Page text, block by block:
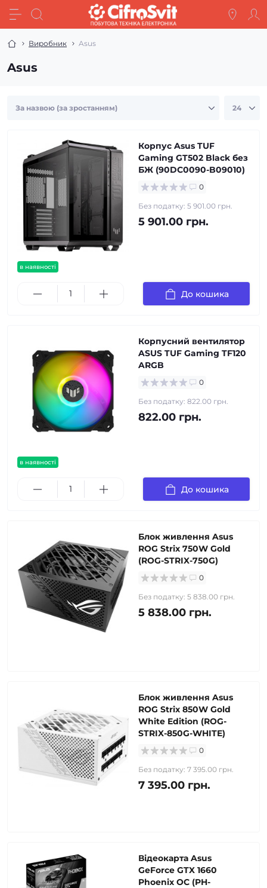
Виробник Asus
Asus
в наявності
Корпус Asus TUF
Gaming GT502 Black без
БЖ (90DC0090-B09010)
0
Без податку: 5 901.00 грн.
5 901.00 грн.
До кошика
в наявності
Корпусний вентилятор
ASUS TUF Gaming TF120
ARGB
0
Без податку: 822.00 грн.
822.00 грн.
До кошика
Блок живлення Asus
ROG Strix 750W Gold
(ROG-STRIX-750G)
0
Без податку: 5 838.00 грн.
5 838.00 грн.
Блок живлення Asus
ROG Strix 850W Gold
White Edition (ROG-
STRIX-850G-WHITE)
0
Без податку: 7 395.00 грн.
7 395.00 грн.
Відеокарта Asus
GeForce GTX 1660
Phoenix OC (PH-